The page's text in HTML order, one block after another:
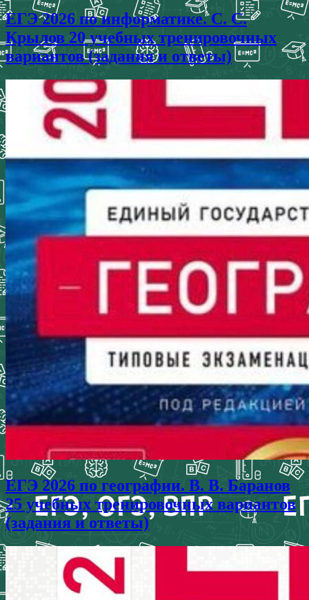
ЕГЭ 2026 по информатике. С. С.
Крылов 20 учебных тренировочных
вариантов (задания и ответы)
ЕГЭ 2026 по географии. В. В. Баранов
25 учебных тренировочных вариантов
(задания и ответы)